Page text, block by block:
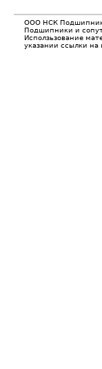
ООО НСК Подшипник
Подшипники и
Исползьзование
указании ссылки на